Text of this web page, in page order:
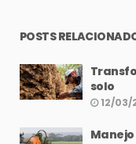
POSTS
solo
12/03/